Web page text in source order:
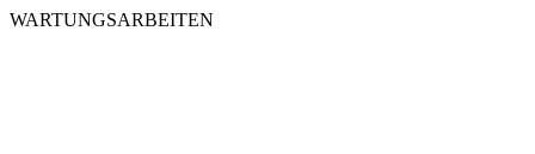
WARTUNGSARBEITEN